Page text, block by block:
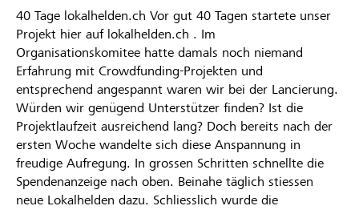
40 Tage lokalhelden.ch Vor gut 40 Tagen startete unser
Projekt hier auf lokalhelden.ch . Im
Organisationskomitee hatte damals noch niemand
Erfahrung mit Crowdfunding-Projekten und
entsprechend angespannt waren wir bei der Lancierung.
Würden wir genügend Unterstützer finden? Ist die
Projektlaufzeit ausreichend lang? Doch bereits nach der
ersten Woche wandelte sich diese Anspannung in
freudige Aufregung. In grossen Schritten schnellte die
Spendenanzeige nach oben. Beinahe täglich stiessen
neue Lokalhelden dazu. Schliesslich wurde die